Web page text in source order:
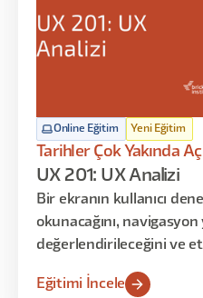
Online Eğitim Yeni Eğitim
Tarihler Çok Yakında
UX 201: UX Analizi
Bir ekranın kullanıcı
okunacağını, navigasyon
değerlendirileceğini ve
öğrenirsiniz. Bu
Eğitimi İncele